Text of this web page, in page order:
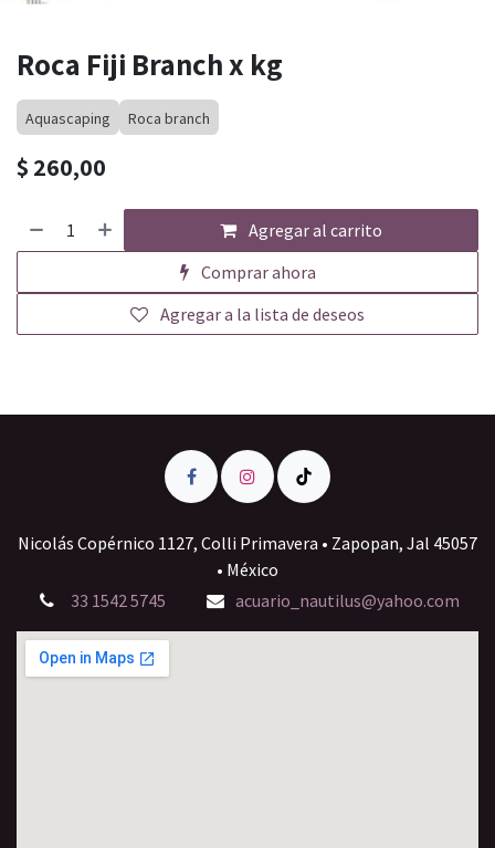
Roca Fiji Branch x kg
Aquascaping Roca branch
$ 260,00
Agregar al carrito
Comprar ahora
Agregar a la lista de deseos
Nicolás Copérnico 1127, Colli Primavera • Zapopan, Jal 45057
• México
33 1542 5745
acuario_nautilus@yahoo.com